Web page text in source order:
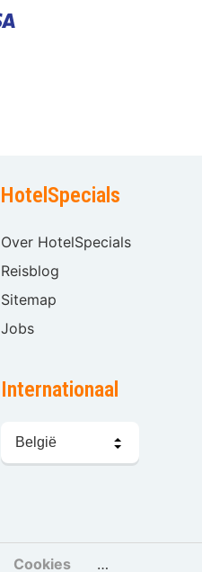
HotelSpecials
Over HotelSpecials
Reisblog
Sitemap
Jobs
Internationaal
kiezen
Cookies Cookies